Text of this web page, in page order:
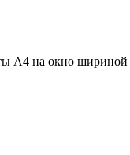
А4 на окно шириной